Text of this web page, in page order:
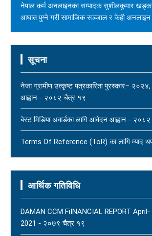
नेपाल कर्म अनलाइनका सम्पादक सुशीलकुमार
आघात पुग्ने गरी सामाजिक सञ्जाल र केही अनलाइन
महासंघ बैतडी शाखाका अध्यक्ष नरिदत्त बडुलाई
खबरले नेपाल पत्रकार महासंघ स्तब्ध र दुःखी -
New
धार्मिक सहिष्णुता, सामाजिक सद्भाव र शान्ति कायम
पत्रकार महासंघको आग्रह - २०८३ साउन १५
सूचना
नेजा ग्रामीण उत्कृष्ट पत्रकारिता पुरस्कार–
आह्वान - २०८२ चैत्र १९
बेस्ट मिडिया अवार्डका लागि आवेदन आह्वान -
Terms Of Reference (ToR) का लागि म्याद
आर्थिक गतिविधि
DAMAN CCM FiINANCIAL REPORT
2021 - २०७९ चैत्र १९